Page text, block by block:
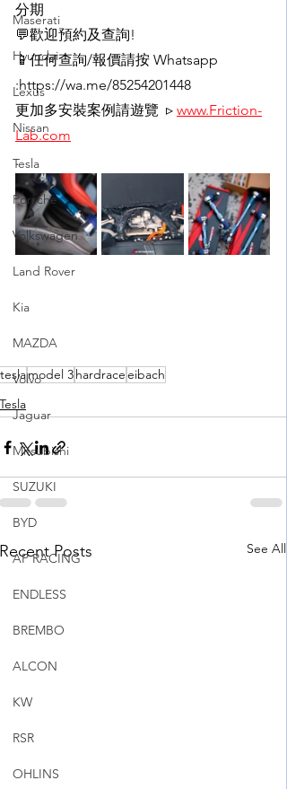
Maserati
Hyundai
Lexus
Nissan
Tesla
Porsche
Volkswagen
Land Rover
Kia
MAZDA
Volvo
Jaguar
Mitsubishi
SUZUKI
BYD
AP RACING
ENDLESS
BREMBO
ALCON
KW
RSR
OHLINS
分期
💬歡迎預約及查詢!
📱任何查詢/報價請按 Whatsapp
:https://wa.me/85254201448
更加多安裝案例請遊覽  ▹ www.Friction-
Lab.com
.
teslamodel 3hardraceeibach
Tesla
Recent Posts See All